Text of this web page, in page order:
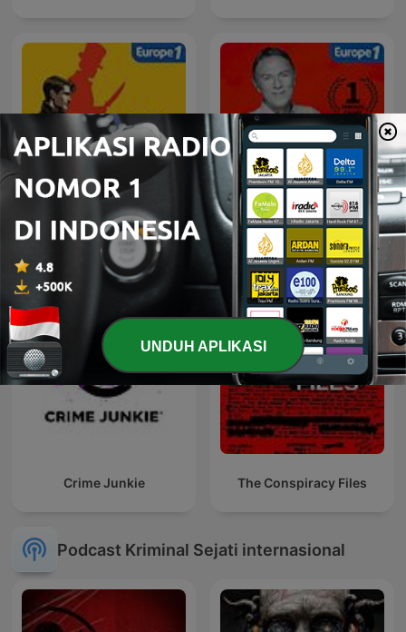
Au Coeur du Crime Hondelatte Raconte
Crime Junkie The Conspiracy Files
Podcast Kriminal Sejati internasional
UNDUH APLIKASI